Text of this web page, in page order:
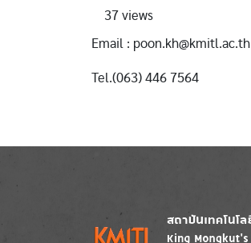
37 views
Email : poon.kh@kmitl.ac.th
Tel.(063) 446 7564
Image Image